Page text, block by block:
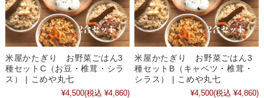
米屋かたぎり お野菜ごはん3
種セットC（お豆・椎茸・シラ
ス） | こめや丸七
¥4,500(税込 ¥4,860)
米屋かたぎり お野菜ごはん3
種セットB（キャベツ・椎茸・
シラス） | こめや丸七
¥4,500(税込 ¥4,860)